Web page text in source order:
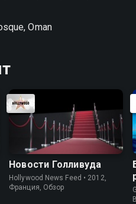
Oman
Новости Голливуда
Hollywood News Feed • 2012,
Франция, Обзор